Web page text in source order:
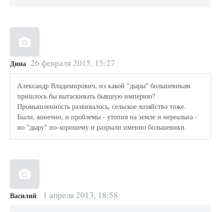
Дина 26 февраля 2015, 15:27
Александр Владимирович, из какой "дыры" большевикам
пришлось бы вытаскивать бывшую империю?
Промышленность развивалось, сельское хозяйство тоже.
Были, конечно, и проблемы - утопия на земле и нереальна -
но "дыру" по-хорошему и разрыли именно большевики.
Василий 1 апреля 2013, 18:58